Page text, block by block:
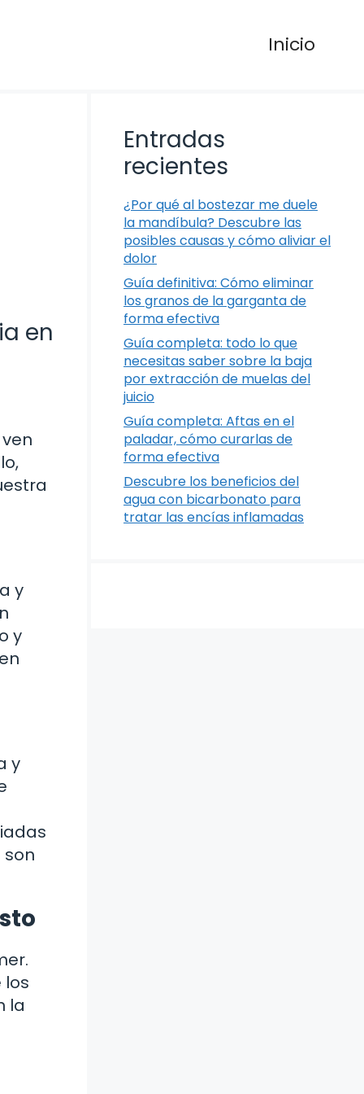
Inicio
en
y
y
y
los
la
Entradas
recientes
¿Por qué al bostezar me duele
la mandíbula? Descubre las
posibles causas y cómo aliviar el
dolor
Guía definitiva: Cómo eliminar
los granos de la garganta de
forma efectiva
Guía completa: todo lo que
necesitas saber sobre la baja
por extracción de muelas del
juicio
Guía completa: Aftas en el
paladar, cómo curarlas de
forma efectiva
Descubre los beneficios del
agua con bicarbonato para
tratar las encías inflamadas